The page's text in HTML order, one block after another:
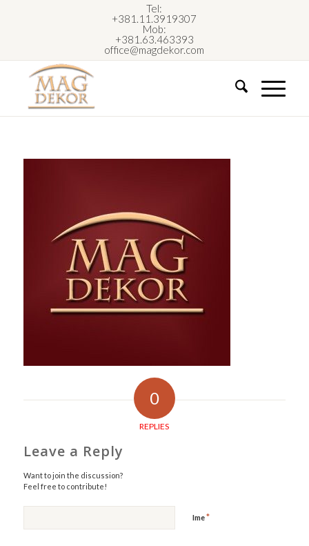
Tel:
+381.11.3919307
Mob:
+381.63.463393
office@magdekor.com
0
REPLIES
Leave a Reply
Want to join the discussion?
Feel free to contribute!
Ime*